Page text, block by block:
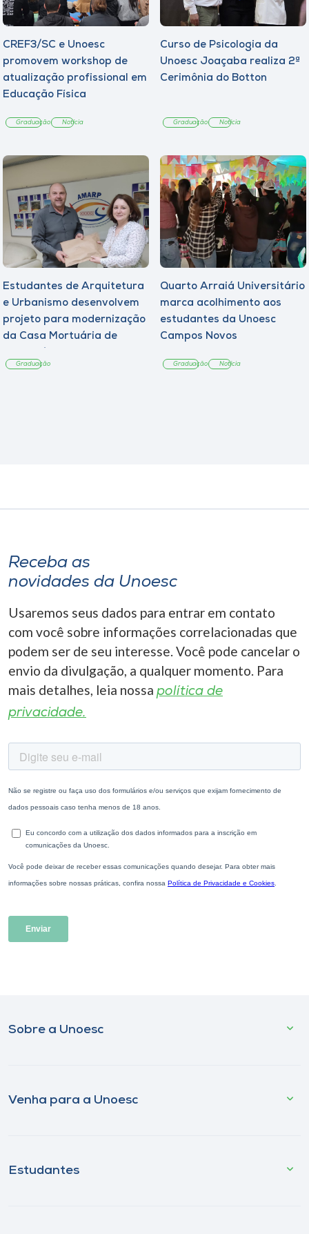
CREF3/SC e Unoesc
promovem workshop de
atualização profissional em
Educação Física
Graduação Notícia
Curso de Psicologia da
Unoesc Joaçaba realiza 2ª
Cerimônia do Botton
Graduação Notícia
Estudantes de Arquitetura
e Urbanismo desenvolvem
projeto para modernização
da Casa Mortuária de
Graduação
Quarto Arraiá Universitário
marca acolhimento aos
estudantes da Unoesc
Campos Novos
Graduação Notícia
Receba as
novidades da Unoesc
Usaremos seus dados para entrar em contato
com você sobre informações correlacionadas que
podem ser de seu interesse. Você pode cancelar o
envio da divulgação, a qualquer momento. Para
mais detalhes, leia nossa política de
privacidade.
Sobre a Unoesc
Venha para a Unoesc
Estudantes